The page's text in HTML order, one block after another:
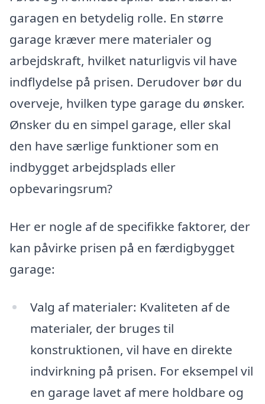
garagen en betydelig rolle. En større
garage kræver mere materialer og
arbejdskraft, hvilket naturligvis vil have
indflydelse på prisen. Derudover bør du
overveje, hvilken type garage du ønsker.
Ønsker du en simpel garage, eller skal
den have særlige funktioner som en
indbygget arbejdsplads eller
opbevaringsrum?
Her er nogle af de specifikke faktorer, der
kan påvirke prisen på en færdigbygget
garage:
Valg af materialer: Kvaliteten af de
materialer, der bruges til
konstruktionen, vil have en direkte
indvirkning på prisen. For eksempel vil
en garage lavet af mere holdbare og